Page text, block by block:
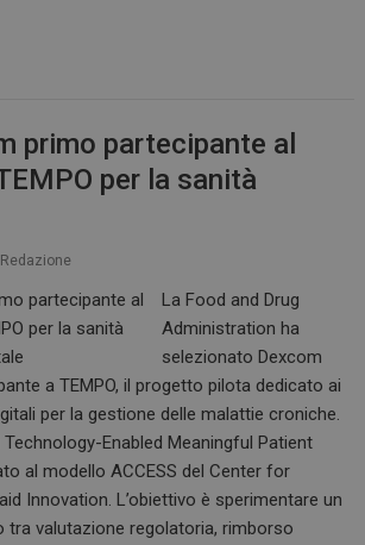
primo partecipante al
per la sanità
Redazione
La Food and Drug
Administration ha
selezionato Dexcom
a TEMPO, il progetto pilota dedicato ai
per la gestione delle malattie croniche.
Technology-Enabled Meaningful Patient
al modello ACCESS del Center for
Innovation. L’obiettivo è sperimentare un
valutazione regolatoria, rimborso
YNID